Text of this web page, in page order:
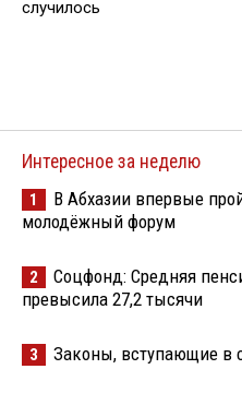
случилось
Интересное за неделю
1
В Абхазии впервые
молодёжный форум
2
Соцфонд: Средняя
превысила 27,2 тысячи
3 Законы, вступающие в